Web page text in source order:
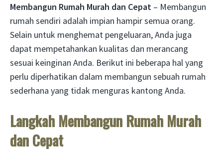
Membangun Rumah Murah dan Cepat – Membangun
rumah sendiri adalah impian hampir semua orang.
Selain untuk menghemat pengeluaran, Anda juga
dapat mempetahankan kualitas dan merancang
sesuai keinginan Anda. Berikut ini beberapa hal yang
perlu diperhatikan dalam membangun sebuah rumah
sederhana yang tidak menguras kantong Anda.
Langkah Membangun Rumah Murah
dan Cepat